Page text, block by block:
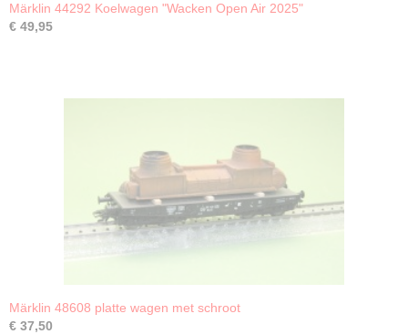
Märklin 44292 Koelwagen "Wacken Open Air 2025"
€ 49,95
Märklin 48608 platte wagen met schroot
€ 37,50